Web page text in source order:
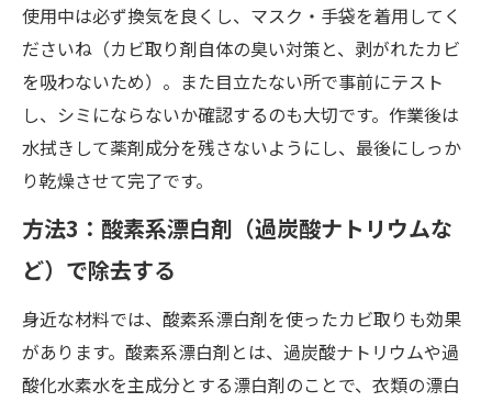
使用中は必ず換気を良くし、マスク・手袋を着用してく
ださいね（カビ取り剤自体の臭い対策と、剥がれたカビ
を吸わないため）。また目立たない所で事前にテスト
し、シミにならないか確認するのも大切です。作業後は
水拭きして薬剤成分を残さないようにし、最後にしっか
り乾燥させて完了です。
方法3：酸素系漂白剤（過炭酸ナトリウムな
ど）で除去する
身近な材料では、酸素系漂白剤を使ったカビ取りも効果
があります。酸素系漂白剤とは、過炭酸ナトリウムや過
酸化水素水を主成分とする漂白剤のことで、衣類の漂白